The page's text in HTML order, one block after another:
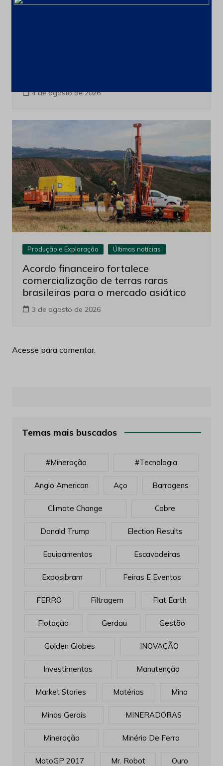
4 de agosto de 2026
Produção e Exploração Últimas notícias
Acordo financeiro fortalece
comercialização de terras raras
brasileiras para o mercado asiático
3 de agosto de 2026
Acesse para comentar.
Temas mais buscados
#mineração #tecnologia
Anglo American Aço Barragens
Climate Change Cobre
Donald Trump Election Results
Equipamentos Escavadeiras
Exposibram Feiras E Eventos
FERRO Filtragem Flat Earth
Flotação Gerdau Gestão
Golden Globes INOVAÇÃO
Investimentos Manutenção
Market Stories Matérias Mina
Minas Gerais MINERADORAS
Mineração Minério De Ferro
MotoGP 2017 Mr. Robot Ouro